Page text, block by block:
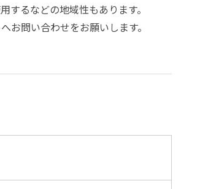
るなどの地域性もあります。
お問い合わせをお願いします。